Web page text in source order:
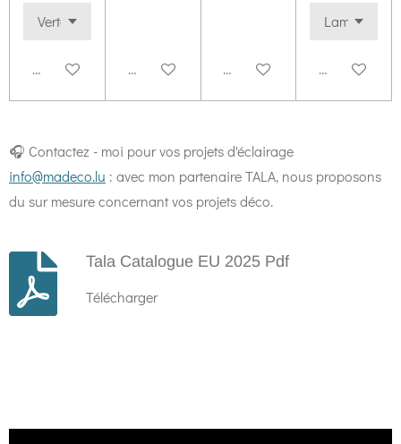
Ajouter au panierAjouter au panierAjouter au panierAjouter au
🎧 Contactez - moi pour vos projets d'éclairage
info@madeco.lu : avec mon partenaire TALA, nous proposons
du sur mesure concernant vos projets déco.
Tala Catalogue EU 2025 Pdf
Télécharger